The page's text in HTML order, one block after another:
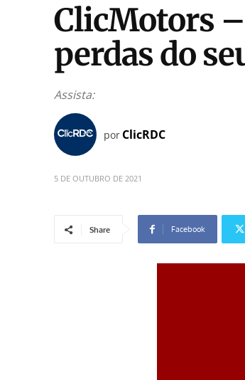
ClicMotors
perdas do
Assista:
por ClicRDC
5 DE OUTUBRO DE 2021
Share Facebook